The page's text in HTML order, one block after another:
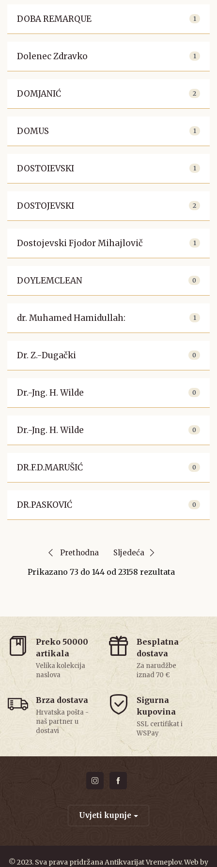
DOBA REMARQUE 1
Dolenec Zdravko 1
DOMJANIĆ 2
DOMUS 1
DOSTOIEVSKI 1
DOSTOJEVSKI 2
Dostojevski Fjodor Mihajlovič 1
DOYLEMCLEAN 0
dr. Muhamed Hamidullah: 1
Dr. Z.-Dugački 0
Dr.-Jng. H. Wilde 0
Dr.-Jng. H. Wilde 0
DR.F.D.MARUŠIĆ 0
DR.PASKOVIĆ 0
Prethodna Sljedeća
Prikazano 73 do 144 od 23158 rezultata
Preko 50000
artikala
Velika kolekcija
naslova
Besplatna
dostava
Za narudžbe
iznad 70 €
Brza dostava
Hrvatska pošta -
naš partner u
dostavi
Sigurna
kupovina
SSL certifikat i
WSPay
Uvjeti kupnje
© 2023. Sva prava pridržana Antikvarijat Vremeplov. Web by